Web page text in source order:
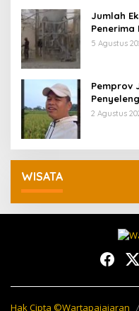
Jumlah
KDM: Kita
5 Agustus
Pemprov
Mundur
2 Agustus
WISATA
Hak Cipta ©Wartapajajaran